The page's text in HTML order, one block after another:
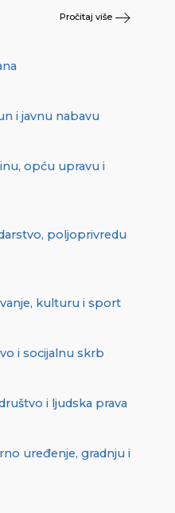
Pročitaj više
i javnu nabavu
opću upravu i
poljoprivredu
kulturu i sport
i socijalnu skrb
i ljudska prava
uređenje, gradnju i